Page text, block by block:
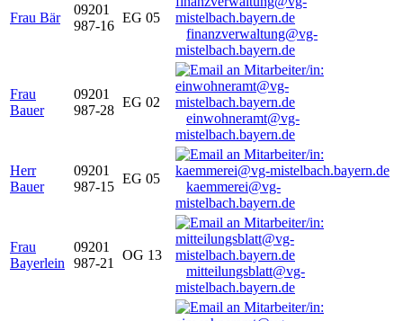
Frau Bär
09201
987-16
EG 05
finanzverwaltung@vg-
mistelbach.bayern.de
Frau
Bauer
09201
987-28
EG 02
einwohneramt@vg-
mistelbach.bayern.de
Herr
Bauer
09201
987-15
EG 05
kaemmerei@vg-
mistelbach.bayern.de
Frau
Bayerlein
09201
987-21
OG 13
mitteilungsblatt@vg-
mistelbach.bayern.de